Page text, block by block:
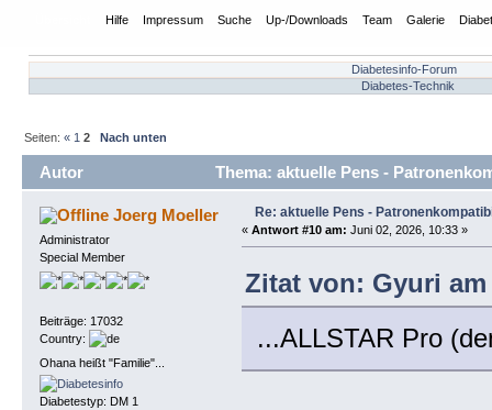
Hilfe Impressum Suche Up-/Downloads Team Galerie
Diabetesinfo-Forum
Diabetes-Technik
Seiten:« 1 2 Nach unten
Autor Thema: aktuelle Pens -
Joerg Moeller
Administrator
Special Member
Beiträge: 17032
Country:
Ohana heißt "Familie"...
Diabetestyp: DM 1
Re: aktuelle Pens -
« Antwort #10 am: Juni 02, 2026, 10:33 »
Zitat von: Gyuri am
...ALLSTAR Pro